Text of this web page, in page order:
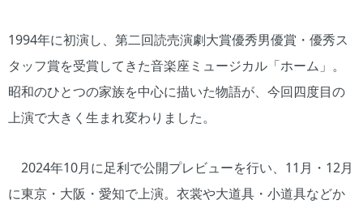
1994年に初演し、第二回読売演劇大賞優秀男優賞・優秀ス
タッフ賞を受賞してきた音楽座ミュージカル「ホーム」。
昭和のひとつの家族を中心に描いた物語が、今回四度目の
上演で大きく生まれ変わりました。
2024年10月に足利で公開プレビューを行い、11月・12月
に東京・大阪・愛知で上演。衣裳や大道具・小道具などか